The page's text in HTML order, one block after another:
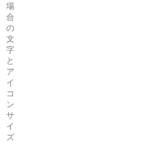
場
合
の
文
字
と
ア
イ
コ
ン
サ
イ
ズ